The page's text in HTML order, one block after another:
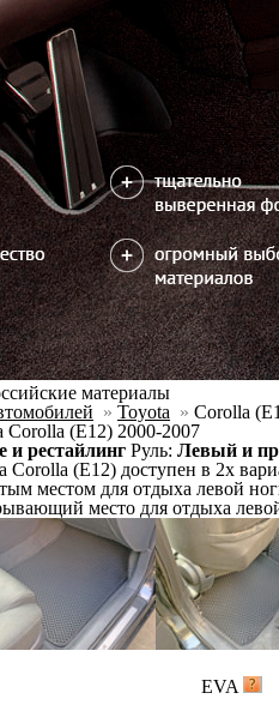
EVA
2600
В
тоннель
с задним ковриком350
В